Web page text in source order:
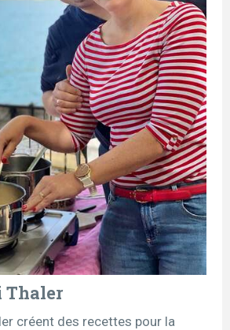
Thaler
créent des recettes pour la